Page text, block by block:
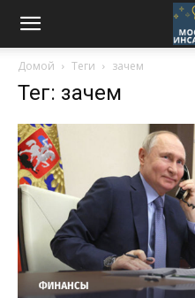
Домой Теги зачем
Тег: зачем